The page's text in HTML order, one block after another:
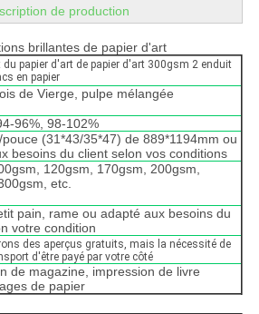
de production
brillantes de papier d'art
du papier d'art de papier d'art 300gsm 2 enduit
en papier
de Vierge, pulpe mélangée
96%, 98-102%
(31*43/35*47) de 889*1194mm ou
besoins du client selon vos conditions
120gsm, 170gsm, 200gsm,
etc.
pain, rame ou adapté aux besoins du
votre condition
des aperçus gratuits, mais la nécessité de
d'être payé par votre côté
de magazine, impression de livre
de papier